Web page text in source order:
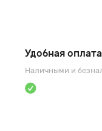
Удобная оплата
Наличными и